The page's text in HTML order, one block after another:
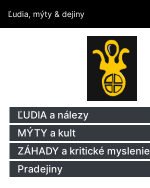
Ľudia, mýty & dejiny
ĽUDIA a nálezy
MÝTY a kult
ZÁHADY a kritické myslenie
Pradejiny